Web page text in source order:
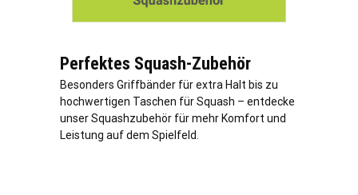
Perfektes Squash-Zubehör
Besonders Griffbänder für extra Halt bis zu
hochwertigen Taschen für Squash – entdecke
unser Squashzubehör für mehr Komfort und
Leistung auf dem Spielfeld.